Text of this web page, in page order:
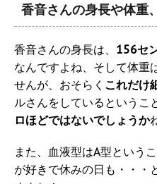
香音さんの身長や体重
香音さんの身長は、 156セ
なんですよね、そして体重
せんが、おそらく これだけ
ルさんをしているというこ
ロほどではないでしょうか
また、血液型はA型という
が好きで休みの日も・・・